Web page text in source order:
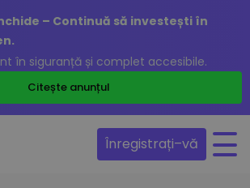
– Continuă să investești în
în siguranță și complet accesibile.
Citește anunțul
Înregistrați–vă